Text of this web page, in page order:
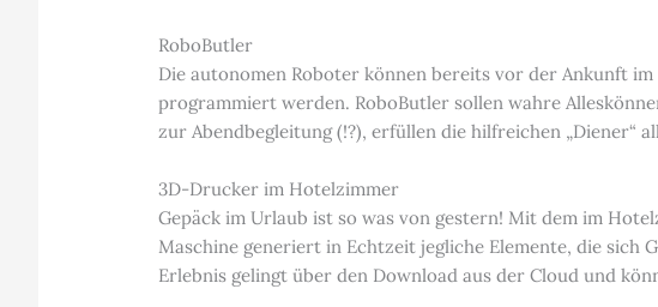
RoboButler
Die autonomen Roboter können bereits vor der Ankunft
programmiert werden. RoboButler sollen wahre
zur Abendbegleitung (!?), erfüllen die hilfreichen „Diener“
3D-Drucker im Hotelzimmer
Gepäck im Urlaub ist so was von gestern! Mit dem im
Maschine generiert in Echtzeit jegliche Elemente, die sich
Erlebnis gelingt über den Download aus der Cloud und